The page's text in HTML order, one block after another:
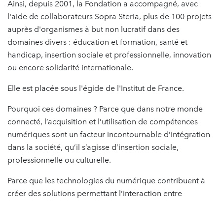
Ainsi, depuis 2001, la Fondation a accompagné, avec
l'aide de collaborateurs Sopra Steria, plus de 100 projets
auprès d'organismes à but non lucratif dans des
domaines divers : éducation et formation, santé et
handicap, insertion sociale et professionnelle, innovation
ou encore solidarité internationale.
Elle est placée sous l'égide de l'Institut de France.
Pourquoi ces domaines ? Parce que dans notre monde
connecté, l’acquisition et l’utilisation de compétences
numériques sont un facteur incontournable d’intégration
dans la société, qu’il s’agisse d’insertion sociale,
professionnelle ou culturelle.
Parce que les technologies du numérique contribuent à
créer des solutions permettant l’interaction entre